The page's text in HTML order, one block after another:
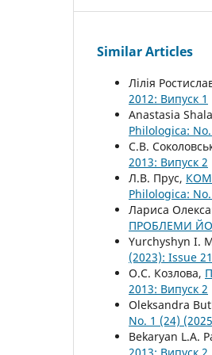
Similar Articles
Лілія
2012: Випуск 1
Anastasia
Philologica:
С.В.
2013: Випуск 2
Л.В. Прус,
Philologica:
Лариса
ПРОБЛЕМИ
Yurchyshyn I.
(2023): Issue 21
О.С. Козлова,
2013: Випуск 2
Oleksandra
No. 1 (24)
Bekaryan L.A.